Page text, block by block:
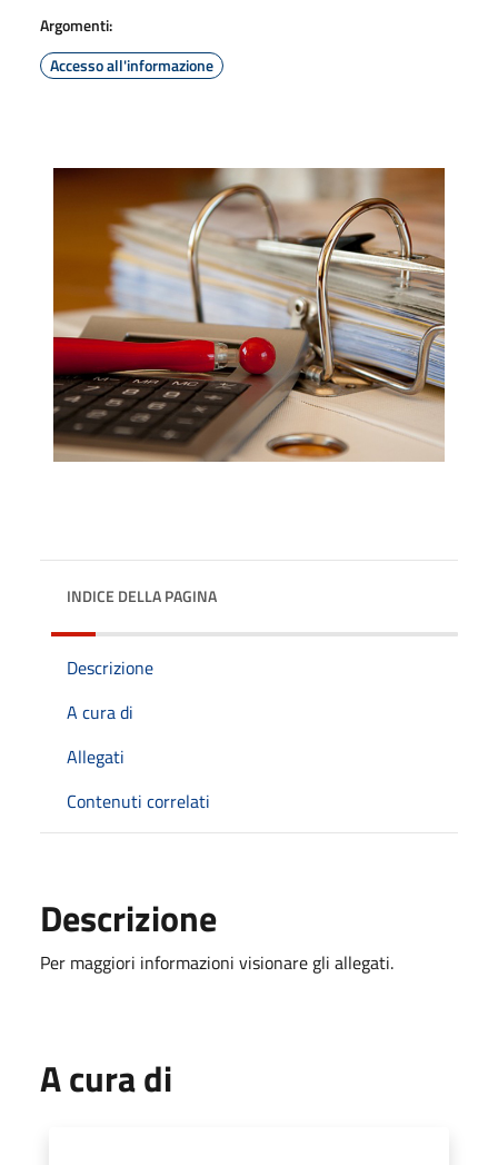
Argomenti:
Accesso all'informazione
INDICE DELLA PAGINA
Descrizione
A cura di
Allegati
Contenuti correlati
Descrizione
Per maggiori informazioni visionare gli allegati.
A cura di